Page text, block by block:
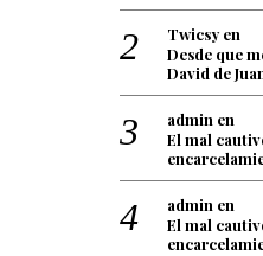
Twicsyen
Desde que
David de
adminen
El mal
adminen
El mal